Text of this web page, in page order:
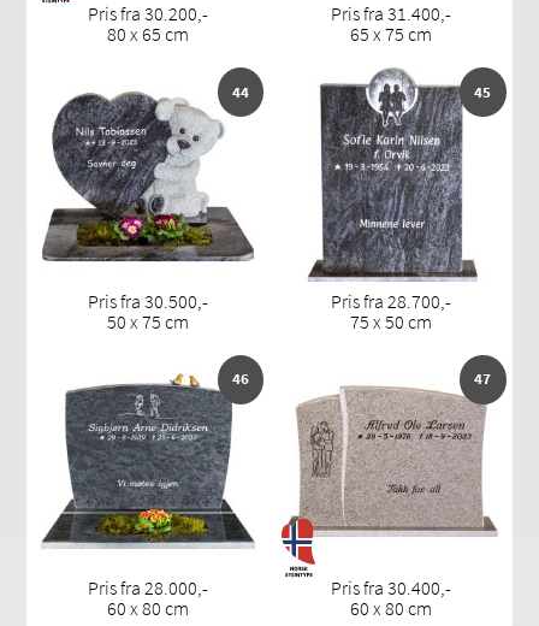
Pris fra 30.200,-
80 x 65 cm
Pris fra 31.400,-
65 x 75 cm
44
Pris fra 30.500,-
50 x 75 cm
45
Pris fra 28.700,-
75 x 50 cm
46
Pris fra 28.000,-
60 x 80 cm
47
Pris fra 30.400,-
60 x 80 cm